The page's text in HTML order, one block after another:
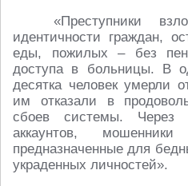
«Преступники
идентичности граждан,
еды, пожилых – без
доступа в больницы. В
десятка человек умерли
им отказали в
сбоев системы. Через
аккаунтов,
предназначенные для
украденных личностей».